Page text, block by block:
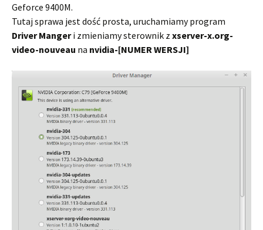
Geforce 9400M.
Tutaj sprawa jest dość prosta, uruchamiamy program
Driver Mangeri zmieniamy sterownik z xserver-x.org-
video-nouveau na nvidia-[NUMER WERSJI]